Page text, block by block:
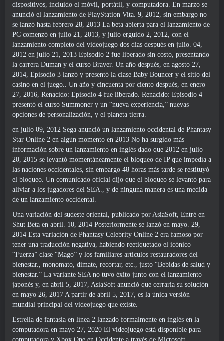
dispositivos, incluido el móvil, portátil, y computadora. En marzo se
anunció el lanzamiento de PlayStation Vita. 9, 2012, sin embargo no
se lanzó hasta febrero 28, 2013 La beta abierta para el lanzamiento de
PC comenzó en julio 21, 2013, y julio erguido 2, 2012, con el
lanzamiento completo del videojuego dos días después en julio. 04,
2012 en julio 21, 2013 Episodio 2 fue liberado sin costo, presentando
la carrera Duman y el curso Braver. Un año después, en agosto 27,
2014, Episodio 3 lanzó y presentó la clase Baby Bouncer y el sitio del
casino en el juego.. Un año y cincuenta por ciento después, en enero
27, 2016, Renacido: Episodio 4 fue liberado. Renacido: Episodio 4
presentó el curso Summoner y un “nueva experiencia,” nuevas
opciones de personalización, y el planeta tierra.
en julio 09, 2012 Sega anunció un lanzamiento occidental de Phantasy
Star Online 2 en algún momento en 2013 No ha surgido más
información sobre un lanzamiento en inglés dado que 2012 en julio
20, 2015 se levantó momentáneamente el bloqueo de IP que impedía a
las naciones occidentales, sin embargo 48 horas más tarde se restituyó
el bloqueo. Un comunicado oficial dijo que el bloqueo se levantó para
aliviar a los jugadores del SEA., y de ninguna manera es una medida
de un lanzamiento occidental.
Una variación del sudeste oriental, publicado por AsiaSoft, Entré en
Shut Beta en abril. 10, 2014 Posteriormente se lanzó en mayo. 29,
2014 Esta variación de Phantasy Celebrity Online 2 era famoso por
tener una traducción negativa, habiendo reetiquetado el icónico
“Fuerza” clase “Mago” y los familiares artículos restauradores del
bienestar., monomato, dimate, recortar, etc., justo “Bebidas de salud y
bienestar.” La variante SEA no tuvo éxito junto con el lanzamiento
japonés y, en abril 5, 2017, AsiaSoft anunció que cerraría su solución
en mayo 26, 2017 A partir de abril 5, 2017, es la única versión
mundial principal del videojuego que existe.
Estrella de fantasía en línea 2 lanzado formalmente en inglés en la
computadora en mayo 27, 2020 El videojuego está disponible para